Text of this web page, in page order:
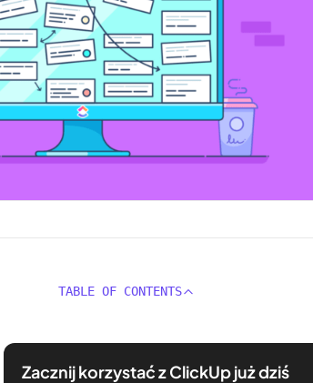
TABLE OF CONTENTS
Zacznij korzystać z ClickUp już dziś